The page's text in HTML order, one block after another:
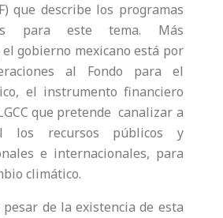
que describe los programas
para este tema. Más
gobierno mexicano está por
al Fondo para el
el instrumento financiero
que pretende canalizar a
los recursos públicos y
e internacionales, para
climático.
de la existencia de esta